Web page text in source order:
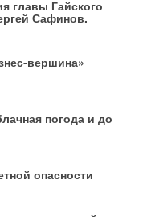
главы Гайского
Сафинов.
погода и до
опасности